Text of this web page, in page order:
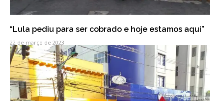
“Lula pediu para ser cobrado e hoje estamos aqui”
22 de março de 2023